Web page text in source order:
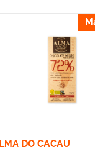
- SMEG
Adega Mayor
DO CACAU